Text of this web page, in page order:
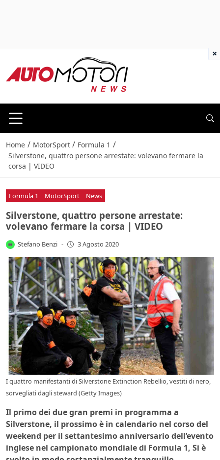
Home / MotorSport / Formula 1 /
Silverstone, quattro persone arrestate: volevano fermare la
corsa | VIDEO
Formula 1 MotorSport News
Silverstone, quattro persone arrestate:
volevano fermare la corsa | VIDEO
Stefano Benzi - 3 Agosto 2020
I quattro manifestanti di Silverstone Extinction Rebellio, vestiti di nero,
sorvegliati dagli steward (Getty Images)
Il primo dei due gran premi in programma a
Silverstone, il prossimo è in calendario nel corso del
weekend per il settantesimo anniversario dell’evento
inglese nel campionato mondiale di Formula 1, Si è
×